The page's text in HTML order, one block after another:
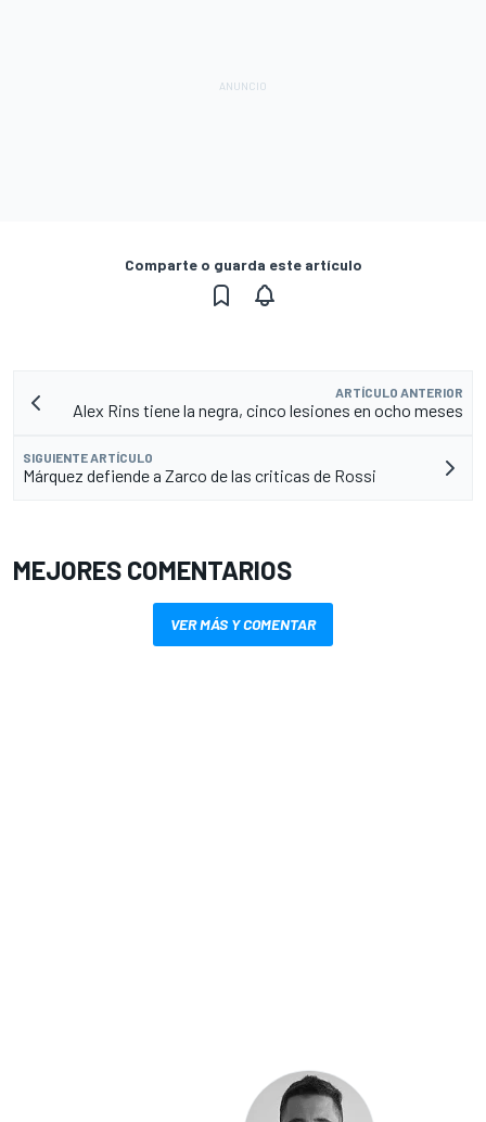
Comparte o guarda este artículo
ARTÍCULO ANTERIOR
Alex Rins tiene la negra, cinco lesiones en ocho meses
SIGUIENTE ARTÍCULO
Márquez defiende a Zarco de las criticas de Rossi
MEJORES COMENTARIOS
VER MÁS Y COMENTAR